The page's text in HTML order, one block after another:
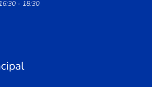
- 18:30